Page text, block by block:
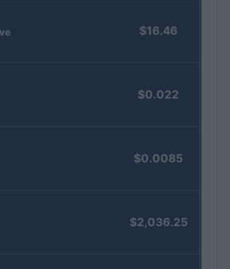
$16.46
$0.022
$0.0085
$2,036.25